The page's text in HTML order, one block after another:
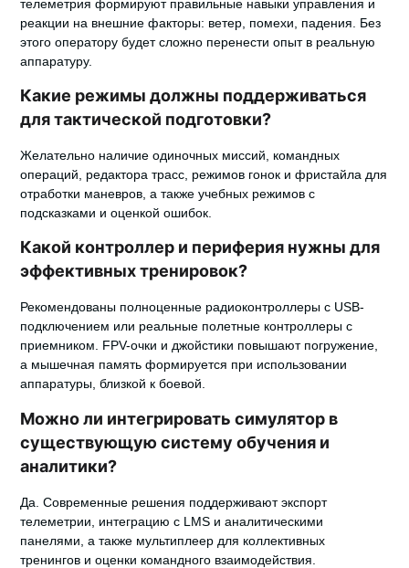
телеметрия формируют правильные навыки управления и
реакции на внешние факторы: ветер, помехи, падения. Без
этого оператору будет сложно перенести опыт в реальную
аппаратуру.
Какие режимы должны поддерживаться
для тактической подготовки?
Желательно наличие одиночных миссий, командных
операций, редактора трасс, режимов гонок и фристайла для
отработки маневров, а также учебных режимов с
подсказками и оценкой ошибок.
Какой контроллер и периферия нужны для
эффективных тренировок?
Рекомендованы полноценные радиоконтроллеры с USB-
подключением или реальные полетные контроллеры с
приемником. FPV-очки и джойстики повышают погружение,
а мышечная память формируется при использовании
аппаратуры, близкой к боевой.
Можно ли интегрировать симулятор в
существующую систему обучения и
аналитики?
Да. Современные решения поддерживают экспорт
телеметрии, интеграцию с LMS и аналитическими
панелями, а также мультиплеер для коллективных
тренингов и оценки командного взаимодействия.